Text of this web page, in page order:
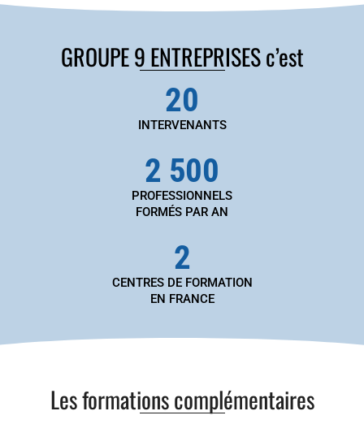
GROUPE 9 ENTREPRISES c’est
INTERVENANTS
20
PROFESSIONNELS
FORMÉS PAR AN
2 500
CENTRES DE FORMATION
EN FRANCE
2
Les formations complémentaires